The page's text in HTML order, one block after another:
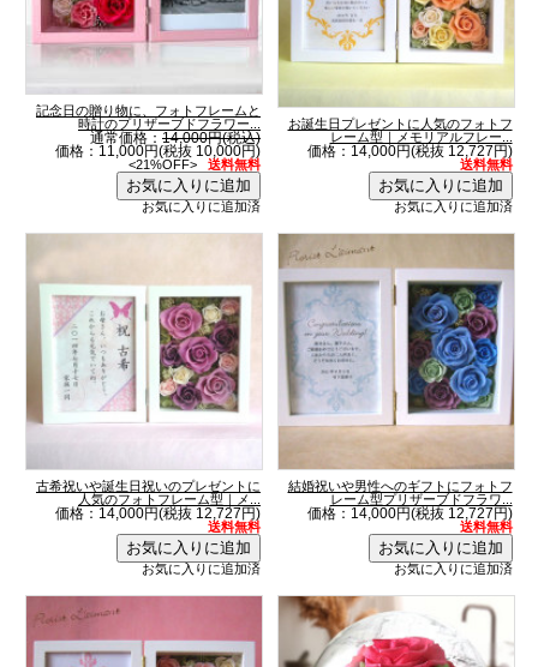
記念日の贈り物に、フォトフレームと
時計のプリザーブドフラワー...
通常価格： 14,000円(税込)
価格：11,000円(税抜 10,000円)
<21%OFF> 送料無料
お気に入りに追加済
お誕生日プレゼントに人気のフォトフ
レーム型｜メモリアルフレー...
価格：14,000円(税抜 12,727円)
送料無料
お気に入りに追加済
古希祝いや誕生日祝いのプレゼントに
人気のフォトフレーム型｜メ...
価格：14,000円(税抜 12,727円)
送料無料
お気に入りに追加済
結婚祝いや男性へのギフトにフォトフ
レーム型プリザーブドフラワ...
価格：14,000円(税抜 12,727円)
送料無料
お気に入りに追加済